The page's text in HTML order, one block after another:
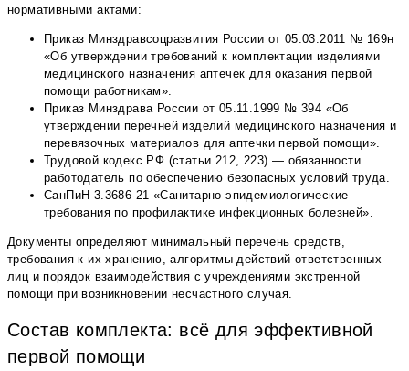
нормативными актами:
Приказ Минздравсоцразвития России от 05.03.2011 № 169н
«Об утверждении требований к комплектации изделиями
медицинского назначения аптечек для оказания первой
помощи работникам».
Приказ Минздрава России от 05.11.1999 № 394 «Об
утверждении перечней изделий медицинского назначения и
перевязочных материалов для аптечки первой помощи».
Трудовой кодекс РФ (статьи 212, 223) — обязанности
работодатель по обеспечению безопасных условий труда.
СанПиН 3.3686-21 «Санитарно-эпидемиологические
требования по профилактике инфекционных болезней».
Документы определяют минимальный перечень средств,
требования к их хранению, алгоритмы действий ответственных
лиц и порядок взаимодействия с учреждениями экстренной
помощи при возникновении несчастного случая.
Состав комплекта: всё для эффективной
первой помощи